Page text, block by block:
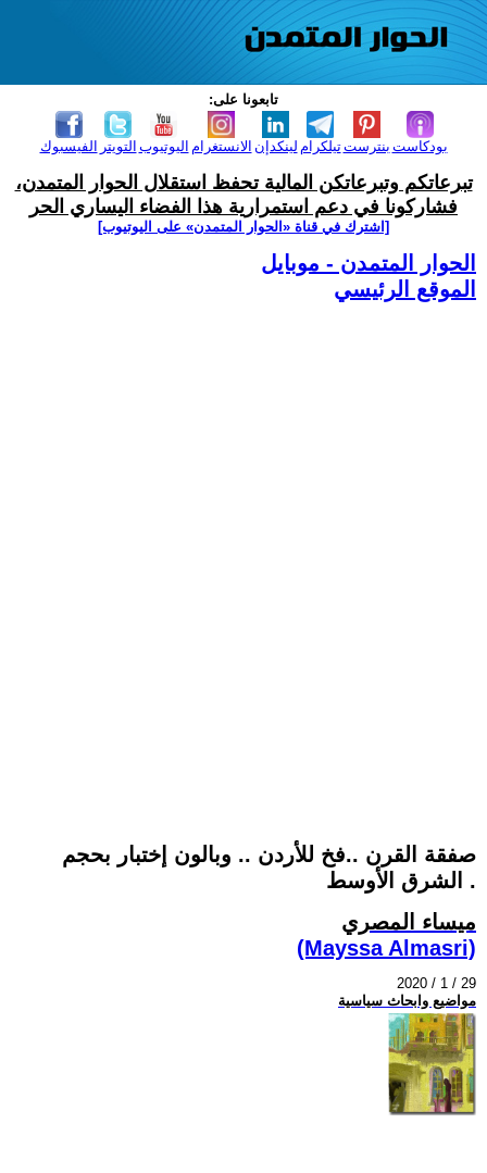
تابعونا على:
الفيسبوك التويتر اليوتيوب الانستغرام لينكدإن تيلكرامبنترست بودكاست
تبرعاتكم وتبرعاتكن المالية تحفظ استقلال الحوار المتمدن،
فشاركونا في دعم استمرارية هذا الفضاء اليساري الحر
[اشترك في قناة ‫«الحوار المتمدن» على اليوتيوب]
الحوار المتمدن - موبايل
الموقع الرئيسي
صفقة القرن ..فخ للأردن .. وبالون إختبار بحجم
الشرق الأوسط .
ميساء المصري
(Mayssa Almasri)
2020 / 1 / 29
مواضيع وابحاث سياسية